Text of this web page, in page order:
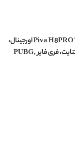
هندزفری سیمی تایپ C گیمینگ پیوا Piva H8PRO Type-C HiFi اورجینال،
ایده‌آل برای پابجی، کالاف دیوتی، اپکس موبایل، فورتنایت، فری فایر PUBG,